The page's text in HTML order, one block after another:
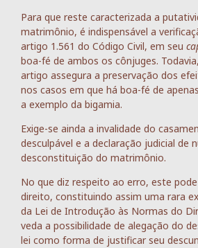
Para que reste caracterizada a
matrimônio, é indispensável a
artigo 1.561 do Código Civil, em seu
boa-fé de ambos os cônjuges.
artigo assegura a preservação dos
nos casos em que há boa-fé de
a exemplo da bigamia.
Exige-se ainda a invalidade do
desculpável e a declaração judicial de
desconstituição do matrimônio.
No que diz respeito ao erro, este
direito, constituindo assim uma rara
da Lei de Introdução às Normas do
veda a possibilidade de alegação do
lei como forma de justificar seu